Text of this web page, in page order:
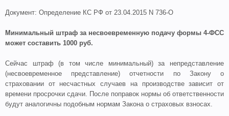
Документ: Определение КС РФ от 23.04.2015 N 736-О
Минимальный штраф за несвоевременную подачу формы 4-ФСС
может составить 1000 руб.
Сейчас штраф (в том числе минимальный) за непредставление
(несвоевременное представление) отчетности по Закону о
страховании от несчастных случаев на производстве зависит от
времени просрочки сдачи. После поправок нормы об ответственности
будут аналогичны подобным нормам Закона о страховых взносах.